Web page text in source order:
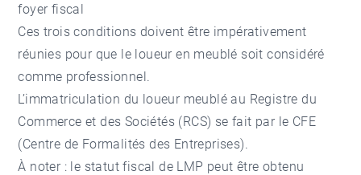
foyer fiscal
Ces trois conditions doivent être impérativement
réunies pour que le loueur en meublé soit considéré
comme professionnel.
L’immatriculation du loueur meublé au Registre du
Commerce et des Sociétés (RCS) se fait par le CFE
(Centre de Formalités des Entreprises).
À noter : le statut fiscal de LMP peut être obtenu